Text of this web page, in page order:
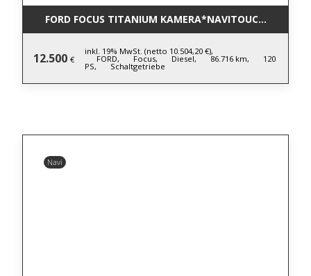
FORD FOCUS TITANIUM
12.500 €
inkl. 19% MwSt. (netto 10.504,20 €),
FORD, Focus, Diesel, 86.716 km, 120
PS, Schaltgetriebe
Navi